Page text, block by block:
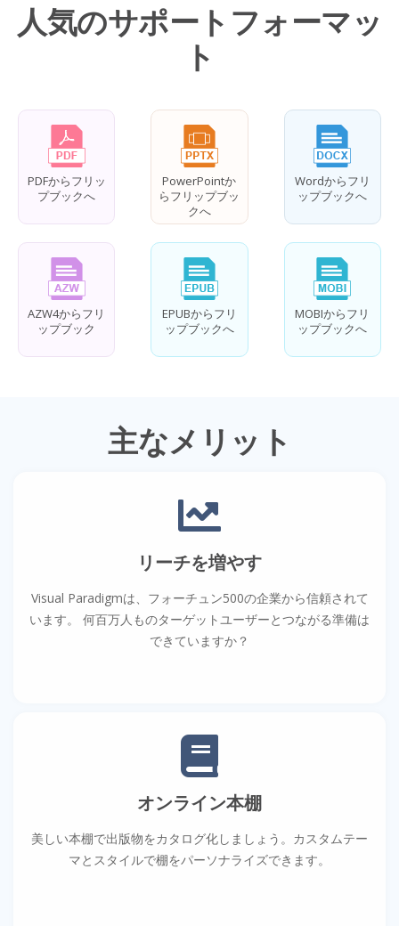
人気のサポートフォーマッ
ト
PDFからフリッ
プブックへ
PowerPointか
らフリップブッ
クへ
Wordからフリ
ップブックへ
AZW4からフリ
ップブック
EPUBからフリ
ップブックへ
MOBIからフリ
ップブックへ
主なメリット
リーチを増やす
Visual Paradigmは、フォーチュン500の企業から信頼されて
います。 何百万人ものターゲットユーザーとつながる準備は
できていますか？
オンライン本棚
美しい本棚で出版物をカタログ化しましょう。カスタムテー
マとスタイルで棚をパーソナライズできます。